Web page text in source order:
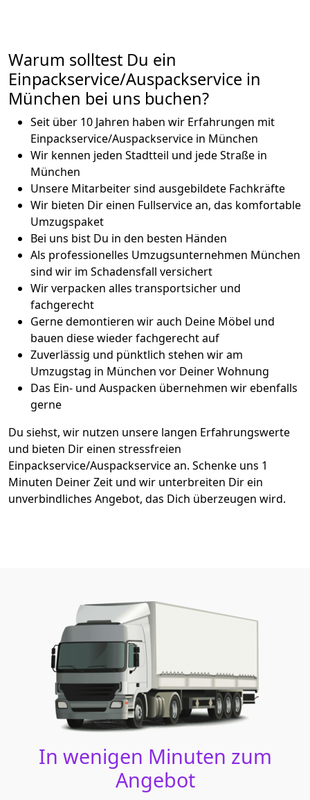
Warum solltest Du ein
Einpackservice/Auspackservice in
München bei uns buchen?
Seit über 10 Jahren haben wir Erfahrungen mit
Einpackservice/Auspackservice in München
Wir kennen jeden Stadtteil und jede Straße in
München
Unsere Mitarbeiter sind ausgebildete Fachkräfte
Wir bieten Dir einen Fullservice an, das komfortable
Umzugspaket
Bei uns bist Du in den besten Händen
Als professionelles Umzugsunternehmen München
sind wir im Schadensfall versichert
Wir verpacken alles transportsicher und
fachgerecht
Gerne demontieren wir auch Deine Möbel und
bauen diese wieder fachgerecht auf
Zuverlässig und pünktlich stehen wir am
Umzugstag in München vor Deiner Wohnung
Das Ein- und Auspacken übernehmen wir ebenfalls
gerne
Du siehst, wir nutzen unsere langen Erfahrungswerte
und bieten Dir einen stressfreien
Einpackservice/Auspackservice an. Schenke uns 1
Minuten Deiner Zeit und wir unterbreiten Dir ein
unverbindliches Angebot, das Dich überzeugen wird.
In wenigen Minuten zum
Angebot